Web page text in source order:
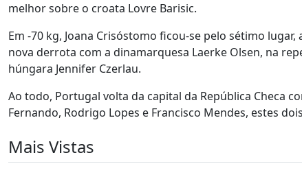
melhor sobre o croata Lovre Barisic.
Em -70 kg, Joana Crisóstomo ficou-se pelo sétimo
nova derrota com a dinamarquesa Laerke Olsen, na
húngara Jennifer Czerlau.
Ao todo, Portugal volta da capital da República Checa
Fernando, Rodrigo Lopes e Francisco Mendes, estes
Mais Vistas